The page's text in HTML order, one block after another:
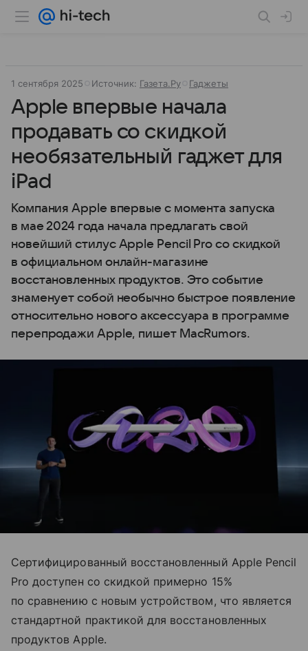
1 сентября 2025 Источник: Газета.Ру Гаджеты
Apple впервые начала
продавать со скидкой
необязательный гаджет для
iPad
Компания Apple впервые с момента запуска
в мае 2024 года начала предлагать свой
новейший стилус Apple Pencil Pro со скидкой
в официальном онлайн-магазине
восстановленных продуктов. Это событие
знаменует собой необычно быстрое появление
относительно нового аксессуара в программе
перепродажи Apple, пишет MacRumors.
Сертифицированный восстановленный Apple Pencil
Pro доступен со скидкой примерно 15%
по сравнению с новым устройством, что является
стандартной практикой для восстановленных
продуктов Apple.